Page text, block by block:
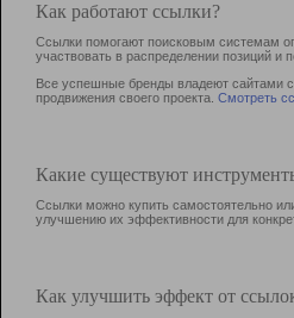
Как работают ссылки?
Ссылки помогают поисковым системам
участвовать в раcпределении позиций и
Все успешные бренды владеют сайтами
продвижения своего проекта. Смотреть
Какие существуют
Ссылки можно купить самостоятельно
улучшению их эффективности для
Как улучшить эффект от